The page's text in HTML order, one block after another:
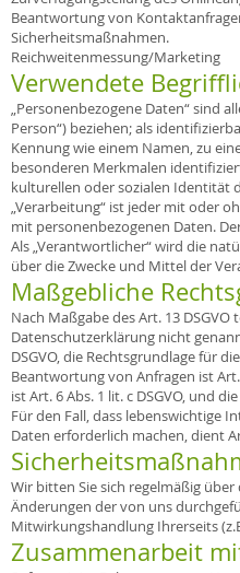
Beantwortung von
Sicherheitsmaßnahmen.
Reichweitenmessung/Marketing
Verwendete
„Personenbezogene Daten“ sind
Person“) beziehen; als
Kennung wie einem Namen, zu
besonderen Merkmalen
kulturellen oder sozialen Identität
„Verarbeitung“ ist jeder mit oder
mit personenbezogenen Daten.
Als „Verantwortlicher“ wird die
über die Zwecke und Mittel der
Maßgebliche
Nach Maßgabe des Art. 13
Datenschutzerklärung nicht
DSGVO, die Rechtsgrundlage für
Beantwortung von Anfragen ist
ist Art. 6 Abs. 1 lit. c DSGVO, und
Für den Fall, dass lebenswichtige
Daten erforderlich machen, dient
Wir bitten Sie sich regelmäßig
Änderungen der von uns
Mitwirkungshandlung Ihrerseits
Zusammenarbeit